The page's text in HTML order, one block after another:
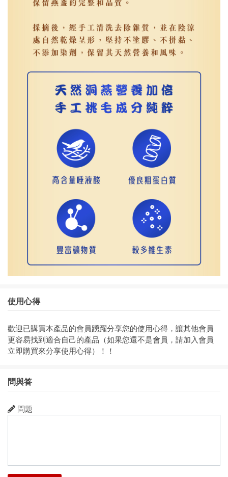
使用心得
歡迎已購買本產品的會員踴躍分享您的使用心得，讓其他會員
更容易找到適合自己的產品（如果您還不是會員，請加入會員
立即購買來分享使用心得）！！
問與答
問題